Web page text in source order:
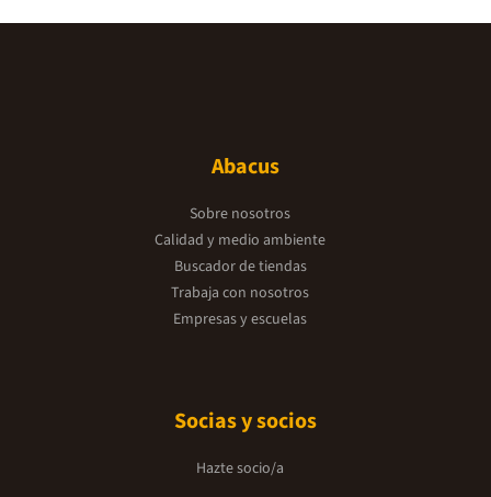
Abacus
Sobre nosotros
Calidad y medio ambiente
Buscador de tiendas
Trabaja con nosotros
Empresas y escuelas
Socias y socios
Hazte socio/a